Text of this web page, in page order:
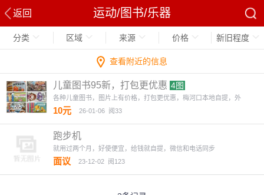
返回 运动/图书/乐器
分类 区域 来源 价格 新旧程度
查看附近的信息
儿童图书95新，打包更优惠 4图
各种儿童图书，图片上有价格，打包更优惠，梅河口本地自提，外
10元 26-01-06 阅33
跑步机
就用过两个月，好使便宜，给钱就自提，微信和电话同步
面议 23-12-02 阅123